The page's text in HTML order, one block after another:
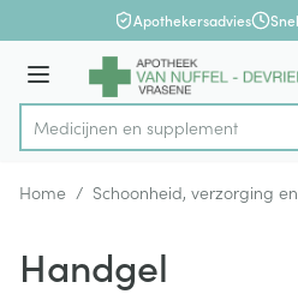
Ga naar de inhoudApothekersadvies
Menu
Product, merk, categorie...
Medicij
Home / Schoonheid, verzorging
Handgel